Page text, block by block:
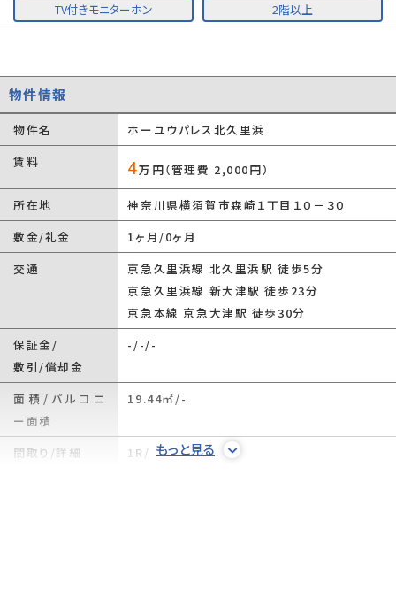
TV付きモニターホン 2階以上
物件情報
もっと見る
物件名
ホーユウパレス北久里浜
賃料
4万円（管理費 2,000円）
所在地
神奈川県横須賀市森崎１丁目１０－３０
敷金/礼金
1ヶ月/0ヶ月
交通
京急久里浜線 北久里浜駅 徒歩5分
京急久里浜線 新大津駅 徒歩23分
京急本線 京急大津駅 徒歩30分
保証金/
敷引/償却金
-/-/-
面積/バルコニ
ー面積
19.44㎡/-
間取り/詳細
1R/